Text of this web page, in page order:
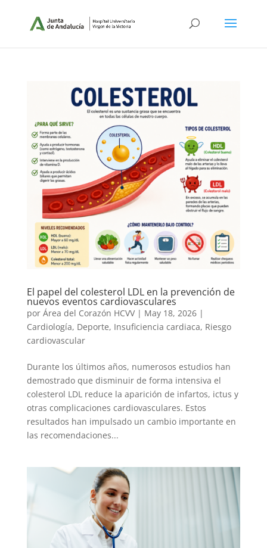
El papel del colesterol LDL en la prevención de
nuevos eventos cardiovasculares
por Área del Corazón HCVV| May 18, 2026|
Cardiología, Deporte, Insuficiencia cardiaca, Riesgo
cardiovascular
Durante los últimos años, numerosos estudios han
demostrado que disminuir de forma intensiva el
colesterol LDL reduce la aparición de infartos, ictus y
otras complicaciones cardiovasculares. Estos
resultados han impulsado un cambio importante en
las recomendaciones...